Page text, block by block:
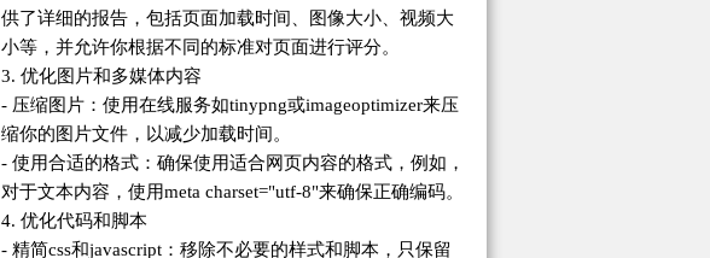
供了详细的报告，包括页面加载时间、图像大小、视频大
小等，并允许你根据不同的标准对页面进行评分。
3. 优化图片和多媒体内容
- 压缩图片：使用在线服务如tinypng或imageoptimizer来压
缩你的图片文件，以减少加载时间。
- 使用合适的格式：确保使用适合网页内容的格式，例如，
对于文本内容，使用meta charset="utf-8"来确保正确编码。
4. 优化代码和脚本
- 精简css和javascript：移除不必要的样式和脚本，只保留